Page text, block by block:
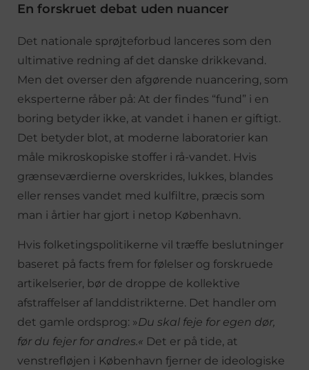
En forskruet debat uden nuancer
Det nationale sprøjteforbud lanceres som den
ultimative redning af det danske drikkevand.
Men det overser den afgørende nuancering, som
eksperterne råber på: At der findes “fund” i en
boring betyder ikke, at vandet i hanen er giftigt.
Det betyder blot, at moderne laboratorier kan
måle mikroskopiske stoffer i rå-vandet. Hvis
grænseværdierne overskrides, lukkes, blandes
eller renses vandet med kulfiltre, præcis som
man i årtier har gjort i netop København.
Hvis folketingspolitikerne vil træffe beslutninger
baseret på facts frem for følelser og forskruede
artikelserier, bør de droppe de kollektive
afstraffelser af landdistrikterne. Det handler om
det gamle ordsprog: »Du skal feje for egen dør,
før du fejer for andres.« Det er på tide, at
venstrefløjen i København fjerner de ideologiske